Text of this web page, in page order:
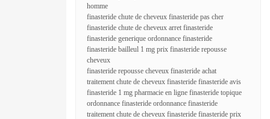
homme
finasteride chute de cheveux finasteride pas cher
finasteride chute de cheveux arret finasteride
finasteride generique ordonnance finasteride
finasteride bailleul 1 mg prix finasteride repousse
cheveux
finasteride repousse cheveux finasteride achat
traitement chute de cheveux finasteride finasteride avis
finasteride 1 mg pharmacie en ligne finasteride topique
ordonnance finasteride ordonnance finasteride
traitement chute de cheveux finasteride finasteride prix